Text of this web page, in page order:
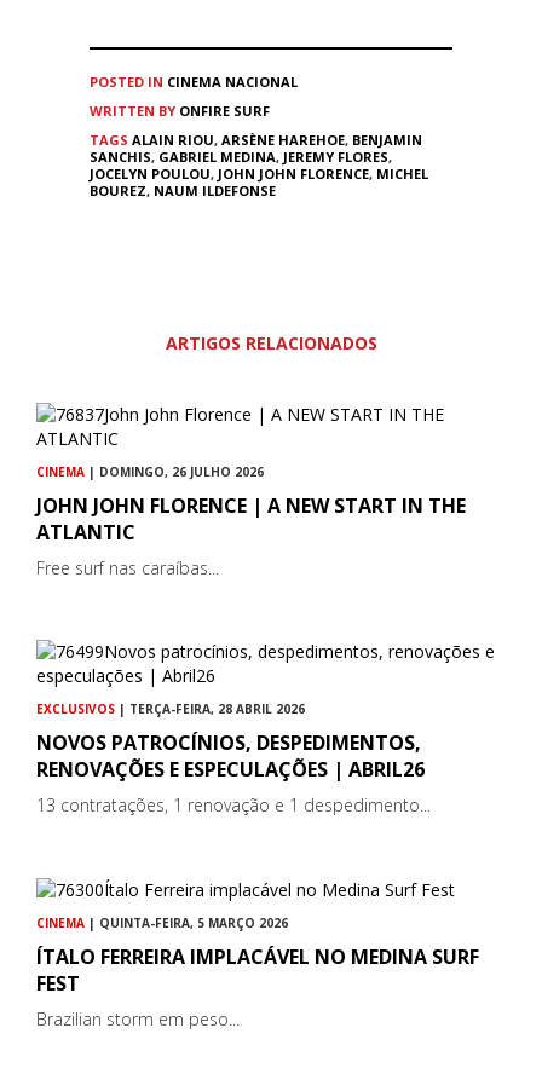
POSTED IN CINEMA NACIONAL
WRITTEN BY ONFIRE SURF
TAGS ALAIN RIOU, ARSÈNE HAREHOE, BENJAMIN
SANCHIS, GABRIEL MEDINA, JEREMY FLORES,
JOCELYN POULOU, JOHN JOHN FLORENCE, MICHEL
BOUREZ, NAUM ILDEFONSE
ARTIGOS RELACIONADOS
CINEMA | DOMINGO, 26 JULHO 2026
JOHN JOHN FLORENCE | A NEW START IN THE
ATLANTIC
Free surf nas caraíbas...
EXCLUSIVOS | TERÇA-FEIRA, 28 ABRIL 2026
NOVOS PATROCÍNIOS, DESPEDIMENTOS,
RENOVAÇÕES E ESPECULAÇÕES | ABRIL26
13 contratações, 1 renovação e 1 despedimento...
CINEMA | QUINTA-FEIRA, 5 MARÇO 2026
ÍTALO FERREIRA IMPLACÁVEL NO MEDINA SURF
FEST
Brazilian storm em peso...